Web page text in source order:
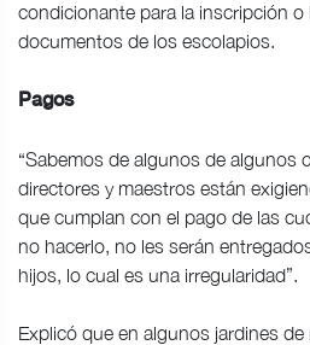
condicionante para la inscripción o
documentos de los escolapios.
Pagos
“Sabemos de algunos de algunos
directores y maestros están
que cumplan con el pago de las
no hacerlo, no les serán
hijos, lo cual es una irregularidad”.
Explicó que en algunos jardines